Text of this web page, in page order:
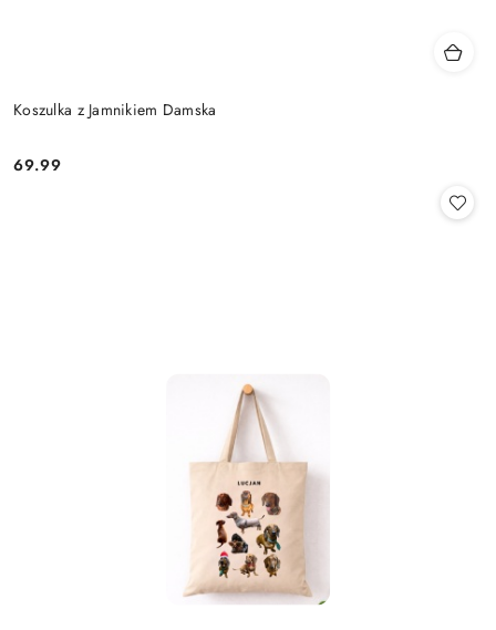
Koszulka z Jamnikiem Damska
Cena:
69.99